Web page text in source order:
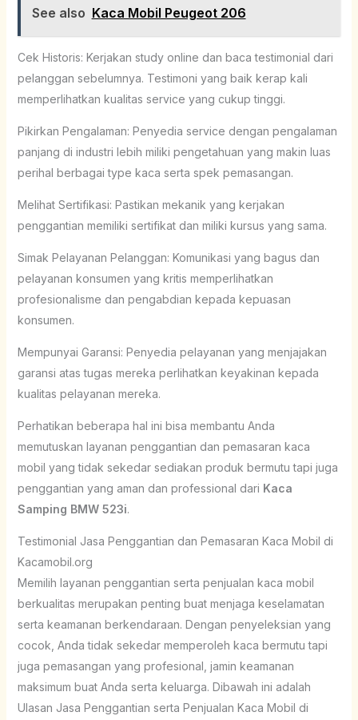
See also Kaca Mobil Peugeot 206
Cek Historis: Kerjakan study online dan baca testimonial dari
pelanggan sebelumnya. Testimoni yang baik kerap kali
memperlihatkan kualitas service yang cukup tinggi.
Pikirkan Pengalaman: Penyedia service dengan pengalaman
panjang di industri lebih miliki pengetahuan yang makin luas
perihal berbagai type kaca serta spek pemasangan.
Melihat Sertifikasi: Pastikan mekanik yang kerjakan
penggantian memiliki sertifikat dan miliki kursus yang sama.
Simak Pelayanan Pelanggan: Komunikasi yang bagus dan
pelayanan konsumen yang kritis memperlihatkan
profesionalisme dan pengabdian kepada kepuasan
konsumen.
Mempunyai Garansi: Penyedia pelayanan yang menjajakan
garansi atas tugas mereka perlihatkan keyakinan kepada
kualitas pelayanan mereka.
Perhatikan beberapa hal ini bisa membantu Anda
memutuskan layanan penggantian dan pemasaran kaca
mobil yang tidak sekedar sediakan produk bermutu tapi juga
penggantian yang aman dan professional dari Kaca
Samping BMW 523i.
Testimonial Jasa Penggantian dan Pemasaran Kaca Mobil di
Kacamobil.org
Memilih layanan penggantian serta penjualan kaca mobil
berkualitas merupakan penting buat menjaga keselamatan
serta keamanan berkendaraan. Dengan penyeleksian yang
cocok, Anda tidak sekedar memperoleh kaca bermutu tapi
juga pemasangan yang profesional, jamin keamanan
maksimum buat Anda serta keluarga. Dibawah ini adalah
Ulasan Jasa Penggantian serta Penjualan Kaca Mobil di